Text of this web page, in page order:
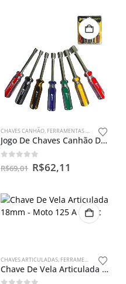
CHAVES CANHÃO, FERRAMENTAS MANUAIS
Jogo De Chaves Canhão De 5 A 13mm Com 07 Peças
out of 5
R$69,01 R$62,11
CHAVES ARTICULADAS FERRAMENTAS MANUAIS
Chave De Vela Articulada 18mm – Moto 125 A 750cc